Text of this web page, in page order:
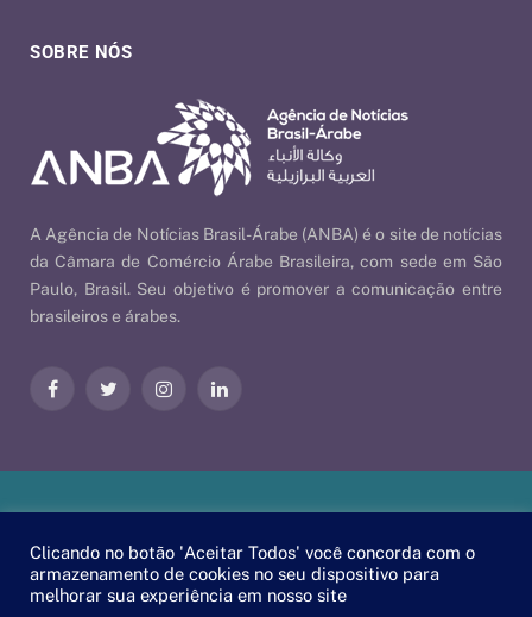
SOBRE NÓS
A Agência de Notícias Brasil-Árabe (ANBA) é o site de notícias
da Câmara de Comércio Árabe Brasileira, com sede em São
Paulo, Brasil. Seu objetivo é promover a comunicação entre
brasileiros e árabes.
FacebookTwitter InstagramLinkedIn
Árabe | ByEscaEsco.
Clicando no botão 'Aceitar Todos' você concorda com o
armazenamento de cookies no seu dispositivo para
melhorar sua experiência em nosso site